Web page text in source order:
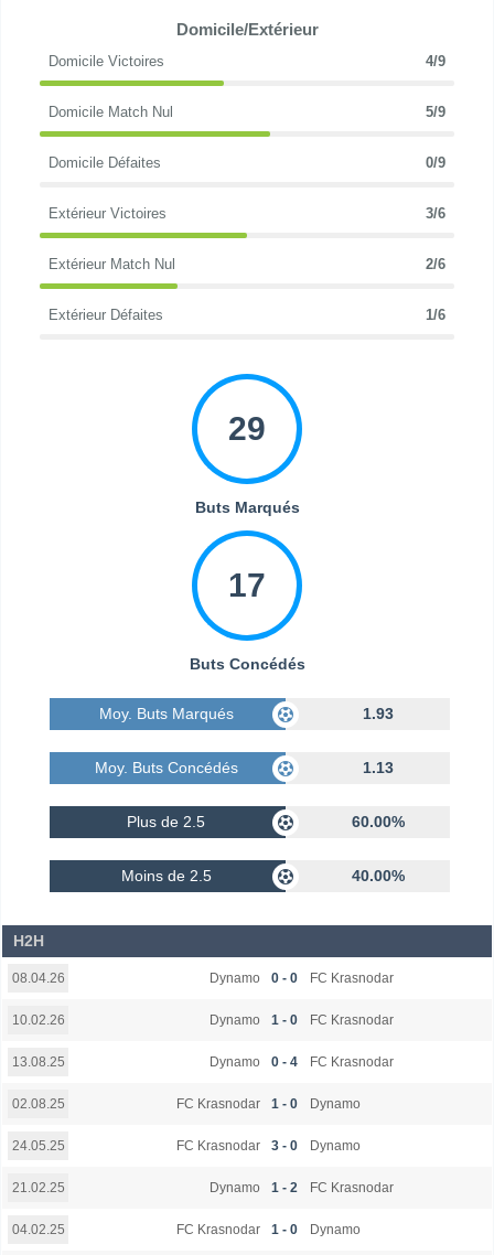
Domicile/Extérieur
Domicile Victoires 4/9
Domicile Match Nul 5/9
Domicile Défaites 0/9
Extérieur Victoires 3/6
Extérieur Match Nul 2/6
Extérieur Défaites 1/6
29
Buts Marqués
17
Buts Concédés
Moy. Buts Marqués 1.93
Moy. Buts Concédés 1.13
Plus de 2.5 60.00%
Moins de 2.5 40.00%
H2H
08.04.26 Dynamo 0 - 0 FC Krasnodar
10.02.26 Dynamo 1 - 0 FC Krasnodar
13.08.25 Dynamo 0 - 4 FC Krasnodar
02.08.25 FC Krasnodar 1 - 0 Dynamo
24.05.25 FC Krasnodar 3 - 0 Dynamo
21.02.25 Dynamo 1 - 2 FC Krasnodar
04.02.25 FC Krasnodar 1 - 0 Dynamo